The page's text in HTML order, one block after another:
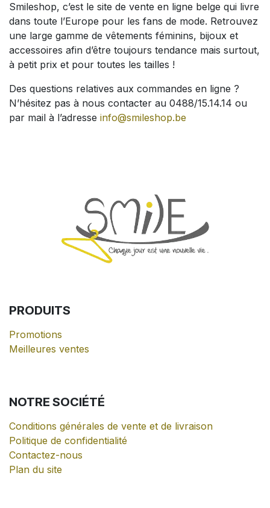
Smileshop, c’est le site de vente en ligne belge qui livre
dans toute l’Europe pour les fans de mode. Retrouvez
une large gamme de vêtements féminins, bijoux et
accessoires afin d’être toujours tendance mais surtout,
à petit prix et pour toutes les tailles !
Des questions relatives aux commandes en ligne ?
N’hésitez pas à nous contacter au 0488/15.14.14 ou
par mail à l’adresse info@smileshop.be
PRODUITS
Promotions
Meilleures ventes
NOTRE SOCIÉTÉ
Conditions générales de vente et de livraison
Politique de confidentialité
Contactez-nous
Plan du site